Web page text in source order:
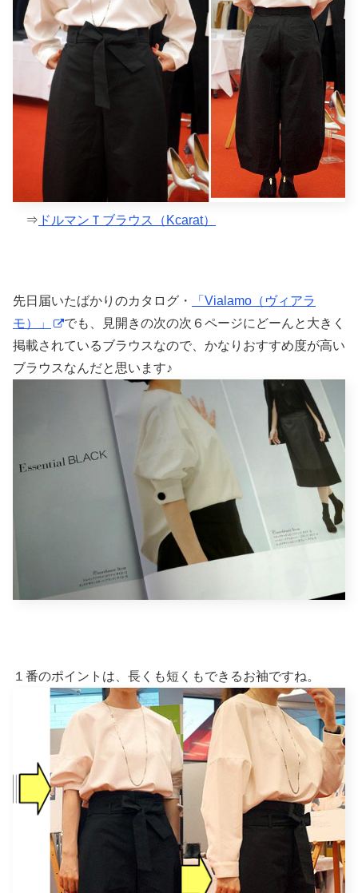
⇒ ドルマンＴブラウス（Kcarat）
先日届いたばかりのカタログ・
「Vialamo（ヴィアラ
モ）」
でも、見開きの次の次６ページにどーんと大きく
掲載されているブラウスなので、かなりおすすめ度が高い
ブラウスなんだと思います♪
１番のポイントは、長くも短くもできるお袖ですね。